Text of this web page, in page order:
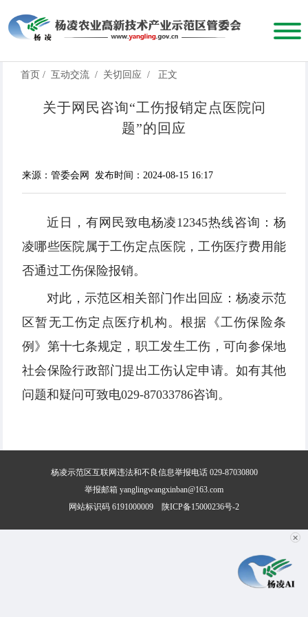
首页 / 互动交流 / 关切回应 / 正文
关于网民咨询“工伤报销定点医院问
题”的回应
来源：管委会网 发布时间：2024-08-15 16:17
近日，有网民致电杨凌12345热线咨询：杨
凌哪些医院属于工伤定点医院，工伤医疗费用能
否通过工伤保险报销。
对此，示范区相关部门作出回应：杨凌示范
区暂无工伤定点医疗机构。根据《工伤保险条
例》第十七条规定，职工发生工伤，可向参保地
社会保险行政部门提出工伤认定申请。如有其他
问题和疑问可致电029-87033786咨询。
杨凌示范区互联网违法和不良信息举报电话 029-87030800
举报邮箱 yanglingwangxinban@163.com
网站标识码 6191000009
陕ICP备15000236号-2
✕